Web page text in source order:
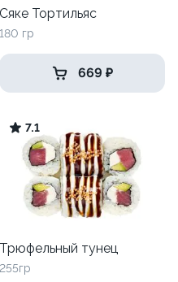
Сяке Тортильяс
180 гр
669 ₽
7.1
Трюфельный тунец
255гр